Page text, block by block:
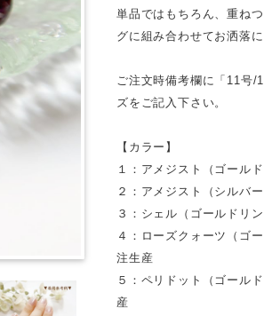
単品ではもちろん、重ね
グに組み合わせてお洒落
ご注文時備考欄に「11号/
ズをご記入下さい。
【カラー】
１：アメジスト（ゴールド
２：アメジスト（シルバー
３：シェル（ゴールドリン
４：ローズクォーツ（ゴ
注生産
５：ペリドット（ゴール
産